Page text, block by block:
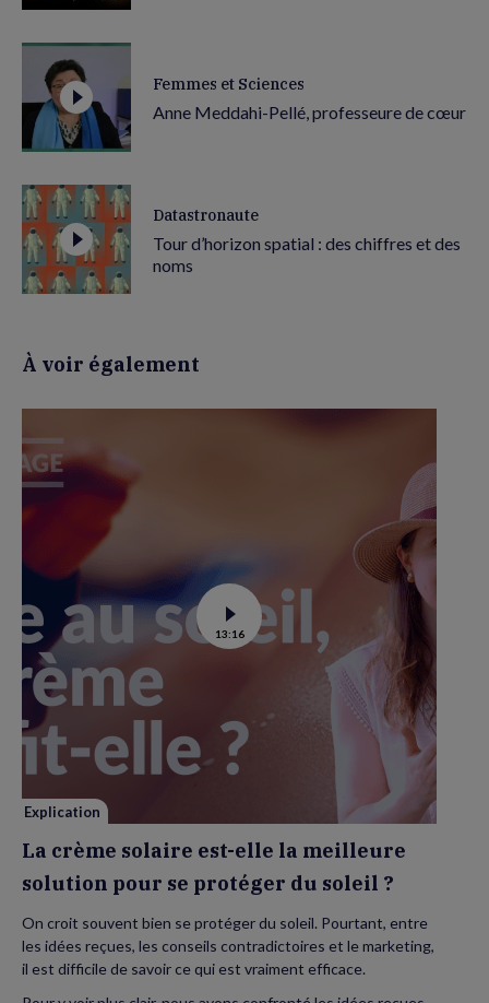
Femmes et Sciences
Anne Meddahi-Pellé, professeure de cœur
Datastronaute
Tour d’horizon spatial : des chiffres et des
noms
À voir également
Voir
la
vidéo
est-
elle
la
meilleure
solution
protéger
soleil
13:16
Explication
La crème solaire est-elle la meilleure
solution pour se protéger du soleil ?
On croit souvent bien se protéger du soleil. Pourtant, entre
les idées reçues, les conseils contradictoires et le marketing,
il est difficile de savoir ce qui est vraiment efficace.